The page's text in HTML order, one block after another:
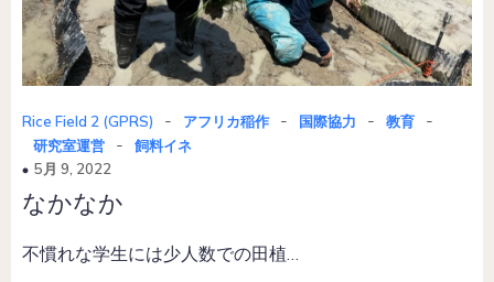
Rice Field 2 (GPRS) - アフリカ稲作 - 国際協力 - 教育 -
研究室運営 -
飼料イネ
5月 9, 2022
なかなか
不慣れな学生には少人数での田植…